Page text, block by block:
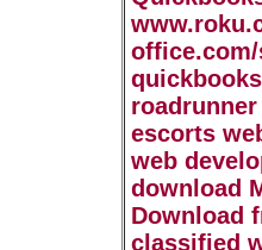
escorts
web
download
Download
classified